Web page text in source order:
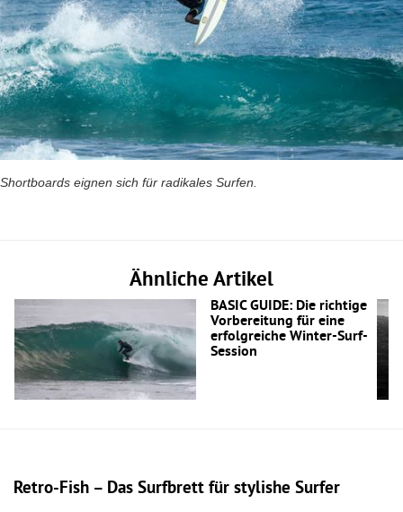
Shortboards eignen sich für radikales Surfen.
Ähnliche Artikel
BASIC GUIDE: Die richtige
Vorbereitung für eine
erfolgreiche Winter-Surf-
Session
Retro-Fish – Das Surfbrett für stylishe Surfer